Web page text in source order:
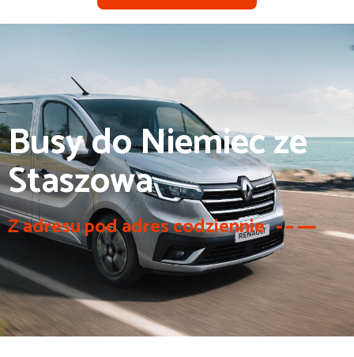
Busy do Niemiec ze
Staszowa
Z adresu pod adres codziennie